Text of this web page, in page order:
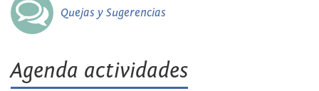
Quejas y Sugerencias
Agenda actividades